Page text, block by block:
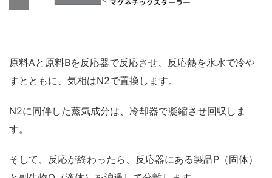
原料Aと原料Bを反応器で反応させ、反応熱を氷水で冷や
すとともに、気相はN2で置換します。
N2に同伴した蒸気成分は、冷却器で凝縮させ回収しま
す。
そして、反応が終わったら、反応器にある製品P（固体）